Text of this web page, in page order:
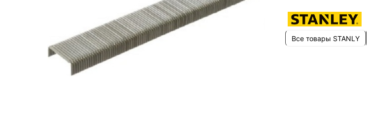
Все товары STANLY